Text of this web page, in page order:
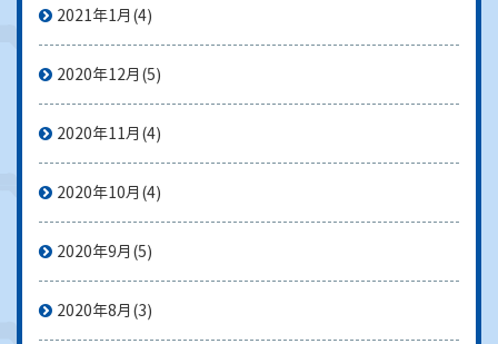
2021年1月 (4)
2020年12月 (5)
2020年11月 (4)
2020年10月 (4)
2020年9月 (5)
2020年8月 (3)